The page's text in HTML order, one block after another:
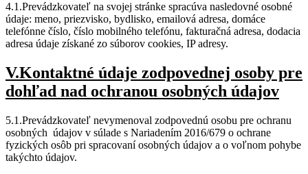
4.1.Prevádzkovateľ na svojej stránke spracúva nasledovné osobné
údaje: meno, priezvisko, bydlisko, emailová adresa, domáce
telefónne číslo, číslo mobilného telefónu, fakturačná adresa, dodacia
adresa údaje získané zo súborov cookies, IP adresy.
V.Kontaktné údaje zodpovednej osoby pre
dohľad nad ochranou osobných údajov
5.1.Prevádzkovateľ nevymenoval zodpovednú osobu pre ochranu
osobných údajov v súlade s Nariadením 2016/679 o ochrane
fyzických osôb pri spracovaní osobných údajov a o voľnom pohybe
takýchto údajov.